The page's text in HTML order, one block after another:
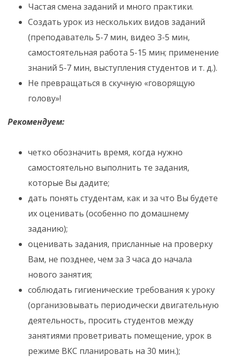
Частая смена заданий и много практики.
Создать урок из нескольких видов заданий
(преподаватель 5-7 мин, видео 3-5 мин,
самостоятельная работа 5-15 мин; применение
знаний 5-7 мин, выступления студентов и т. д.).
Не превращаться в скучную «говорящую
голову»!
Рекомендуем:
четко обозначить время, когда нужно
самостоятельно выполнить те задания,
которые Вы дадите;
дать понять студентам, как и за что Вы будете
их оценивать (особенно по домашнему
заданию);
оценивать задания, присланные на проверку
Вам, не позднее, чем за 3 часа до начала
нового занятия;
соблюдать гигиенические требования к уроку
(организовывать периодически двигательную
деятельность, просить студентов между
занятиями проветривать помещение, урок в
режиме ВКС планировать на 30 мин.);